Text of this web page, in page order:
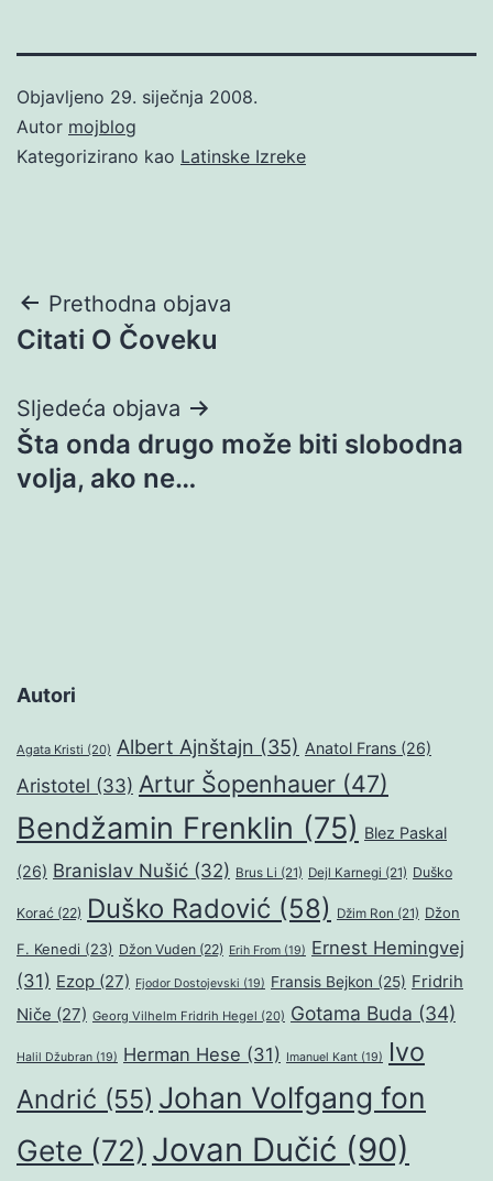
Objavljeno 29. siječnja 2008.
Autor mojblog
Kategorizirano kao Latinske Izreke
Navigacija
objava
Prethodna objava
Citati O Čoveku
Sljedeća objava
Šta onda drugo može biti slobodna
volja, ako ne…
Autori
Agata Kristi (20) Albert Ajnštajn (35) Anatol Frans (26)
Aristotel (33) Artur Šopenhauer (47)
Bendžamin Frenklin (75) Blez Paskal
(26) Branislav Nušić (32) Brus Li (21) Dejl Karnegi (21) Duško
Korać (22) Duško Radović (58) Džim Ron (21) Džon
F. Kenedi (23) Džon Vuden (22) Erih From (19) Ernest Hemingvej
(31) Ezop (27) Fjodor Dostojevski (19) Fransis Bejkon (25) Fridrih
Niče (27) Georg Vilhelm Fridrih Hegel (20) Gotama Buda (34)
Halil Džubran (19) Herman Hese (31) Imanuel Kant (19)
Ivo
Andrić (55) Johan Volfgang fon
Gete (72) Jovan Dučić (90)